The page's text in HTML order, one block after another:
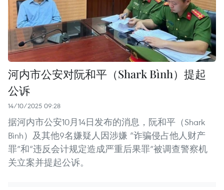
河内市公安对阮和平（Shark Bình）提起
公诉
14/10/2025 09:28
据河内市公安10月14日发布的消息，阮和平（Shark
Bình）及其他9名嫌疑人因涉嫌 “诈骗侵占他人财产
罪”和“违反会计规定造成严重后果罪”被调查警察机
关立案并提起公诉。